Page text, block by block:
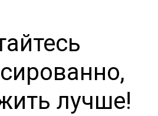
лучше!